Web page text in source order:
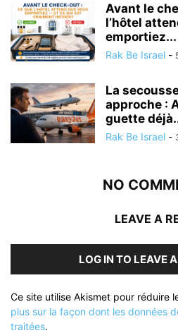
Avant le
l’hôtel
emportiez...
Rak Be Israel -
La
approche :
guette
Rak Be Israel -
NO
LEAVE A
LOG IN TO LEAVE
Ce site utilise Akismet pour réduire
plus sur la façon dont les données
traitées.